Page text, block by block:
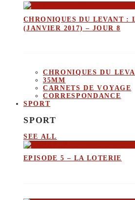
CHRONIQUES DU LEVANT :
(JANVIER 2017) – JOUR 8
CHRONIQUES DU
35MM
CARNETS DE VOYAGE
CORRESPONDANCE
SPORT
SPORT
SEE ALL
EPISODE 5 – LA LOTERIE